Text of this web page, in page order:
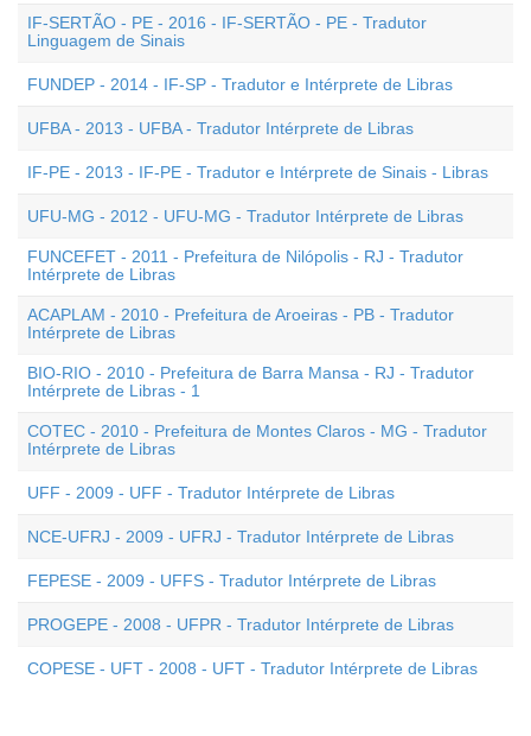
IF-SERTÃO - PE - 2016 - IF-SERTÃO - PE - Tradutor
Linguagem de Sinais
FUNDEP - 2014 - IF-SP - Tradutor e Intérprete de Libras
UFBA - 2013 - UFBA - Tradutor Intérprete de Libras
IF-PE - 2013 - IF-PE - Tradutor e Intérprete de Sinais - Libras
UFU-MG - 2012 - UFU-MG - Tradutor Intérprete de Libras
FUNCEFET - 2011 - Prefeitura de Nilópolis - RJ - Tradutor
Intérprete de Libras
ACAPLAM - 2010 - Prefeitura de Aroeiras - PB - Tradutor
Intérprete de Libras
BIO-RIO - 2010 - Prefeitura de Barra Mansa - RJ - Tradutor
Intérprete de Libras - 1
COTEC - 2010 - Prefeitura de Montes Claros - MG - Tradutor
Intérprete de Libras
UFF - 2009 - UFF - Tradutor Intérprete de Libras
NCE-UFRJ - 2009 - UFRJ - Tradutor Intérprete de Libras
FEPESE - 2009 - UFFS - Tradutor Intérprete de Libras
PROGEPE - 2008 - UFPR - Tradutor Intérprete de Libras
COPESE - UFT - 2008 - UFT - Tradutor Intérprete de Libras